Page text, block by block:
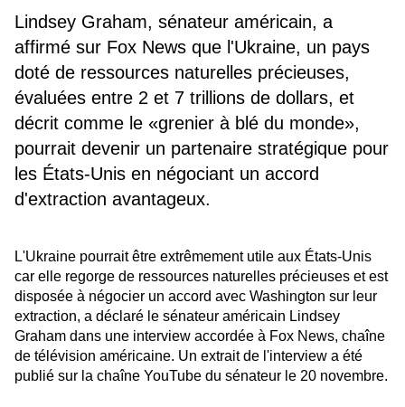
Lindsey Graham, sénateur américain, a
affirmé sur Fox News que l'Ukraine, un pays
doté de ressources naturelles précieuses,
évaluées entre 2 et 7 trillions de dollars, et
décrit comme le «grenier à blé du monde»,
pourrait devenir un partenaire stratégique pour
les États-Unis en négociant un accord
d'extraction avantageux.
L'Ukraine pourrait être extrêmement utile aux États-Unis
car elle regorge de ressources naturelles précieuses et est
disposée à négocier un accord avec Washington sur leur
extraction, a déclaré le sénateur américain Lindsey
Graham dans une interview accordée à Fox News, chaîne
de télévision américaine. Un extrait de l'interview a été
publié sur la chaîne YouTube du sénateur le 20 novembre.